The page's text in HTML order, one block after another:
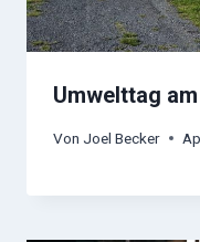
Umwelttag
Von Joel Becker